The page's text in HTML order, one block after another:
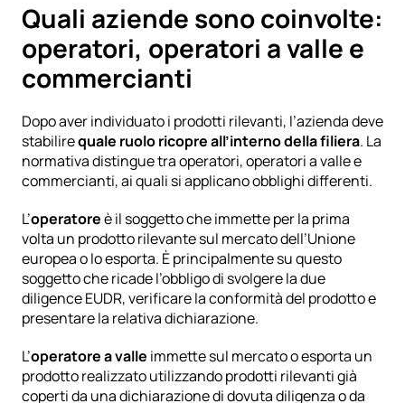
Quali aziende sono coinvolte:
operatori, operatori a valle e
commercianti
Dopo aver individuato i prodotti rilevanti, l’azienda deve
stabilire quale ruolo ricopre all’interno della filiera. La
normativa distingue tra operatori, operatori a valle e
commercianti, ai quali si applicano obblighi differenti.
L’operatore è il soggetto che immette per la prima
volta un prodotto rilevante sul mercato dell’Unione
europea o lo esporta. È principalmente su questo
soggetto che ricade l’obbligo di svolgere la due
diligence EUDR, verificare la conformità del prodotto e
presentare la relativa dichiarazione.
L’operatore a valle immette sul mercato o esporta un
prodotto realizzato utilizzando prodotti rilevanti già
coperti da una dichiarazione di dovuta diligenza o da